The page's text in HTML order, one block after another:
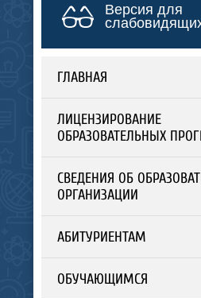
Версия для
ГЛАВНАЯ
ЛИЦЕНЗИРОВАНИЕ
ОБРАЗОВАТЕЛЬНЫХ
СВЕДЕНИЯ ОБ
ОРГАНИЗАЦИИ
АБИТУРИЕНТАМ
ОБУЧАЮЩИМСЯ